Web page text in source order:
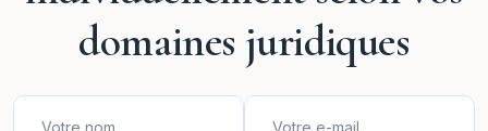
domaines juridiques